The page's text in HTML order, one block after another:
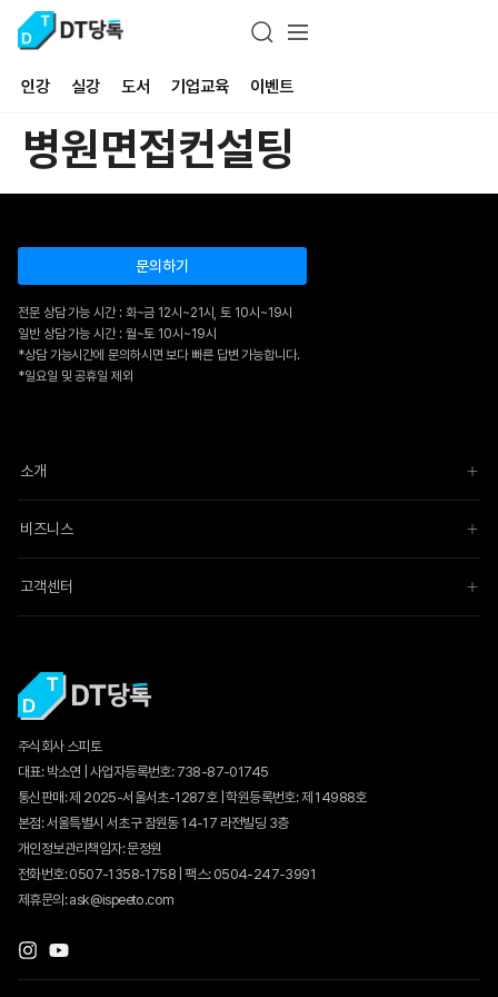
인강 실강 도서 기업교육 이벤트
병원면접컨설팅
문의하기
전문 상담 가능 시간 : 화~금 12시~21시, 토 10시~19시
일반 상담 가능 시간 : 월~토 10시~19시
*상담 가능시간에 문의하시면 보다 빠른 답변 가능합니다.
*일요일 및 공휴일 제외
소개
비즈니스
고객센터
주식회사 스피토
대표: 박소연 | 사업자등록번호: 738-87-01745
통신판매:제 2025-서울서초-1287호| 학원등록번호: 제 14988호
본점: 서울특별시 서초구 잠원동 14-17 라전빌딩 3층
개인정보관리책임자: 문정원
전화번호: 0507-1358-1758 | 팩스: 0504-247-3991
제휴문의: ask@ispeeto.com